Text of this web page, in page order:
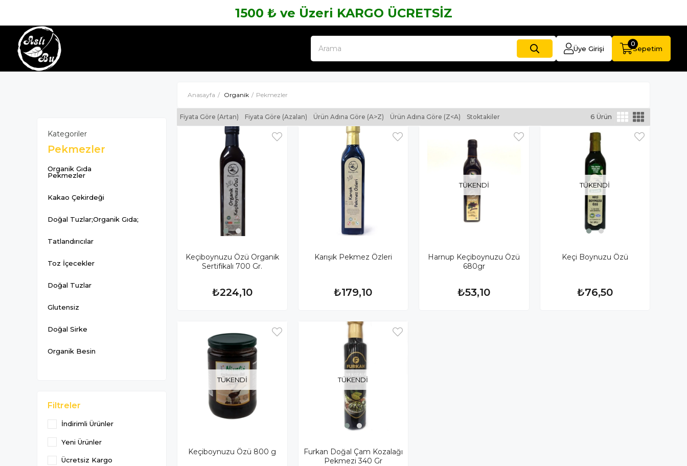
1500 ₺ ve Üzeri KARGO ÜCRETSİZ
Üye Girişi Sepetim
0
Kategoriler
Pekmezler
Organik Gıda
Pekmezler
Kakao Çekirdeği
Doğal Tuzlar;Organik Gıda;
Tatlandırıcılar
Toz İçecekler
Doğal Tuzlar
Glutensiz
Doğal Sirke
Organik Besin
Filtreler
İndirimli Ürünler
Yeni Ürünler
Ücretsiz Kargo
Anasayfa Organik Pekmezler
Fiyata Göre (Artan) Fiyata Göre (Azalan) Ürün Adına Göre (A>Z) Ürün Adına Göre (Z<A) Stoktakiler 6 Ürün
Keçiboynuzu Özü Organik
Sertifikalı 700 Gr.
₺224,10
Karışık Pekmez Özleri
₺179,10
TÜKENDI
Harnup Keçiboynuzu Özü
680gr
₺53,10
TÜKENDI
Keçi Boynuzu Özü
₺76,50
TÜKENDI
Keçiboynuzu Özü 800 g
TÜKENDI
Furkan Doğal Çam Kozalağı
Pekmezi 340 Gr